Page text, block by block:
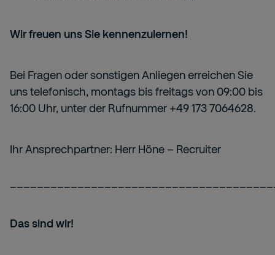
Wir freuen uns Sie kennenzulernen!
Bei Fragen oder sonstigen Anliegen erreichen Sie
uns telefonisch, montags bis freitags von 09:00 bis
16:00 Uhr, unter der Rufnummer +49 173 7064628.
Ihr Ansprechpartner: Herr Höne – Recruiter
Das sind wir!